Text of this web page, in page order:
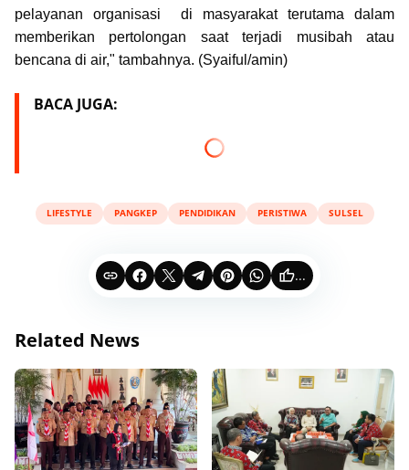
pelayanan organisasi di masyarakat terutama dalam
memberikan pertolongan saat terjadi musibah atau
bencana di air," tambahnya. (Syaiful/amin)
BACA JUGA:
LIFESTYLE PANGKEP PENDIDIKAN PERISTIWA SULSEL
...
Related News